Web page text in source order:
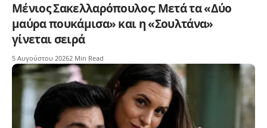
Μένιος Σακελλαρόπουλος: Μετά τα «Δύο
μαύρα πουκάμισα» και η «Σουλτάνα»
γίνεται σειρά
5 Αυγούστου 20262 Min Read